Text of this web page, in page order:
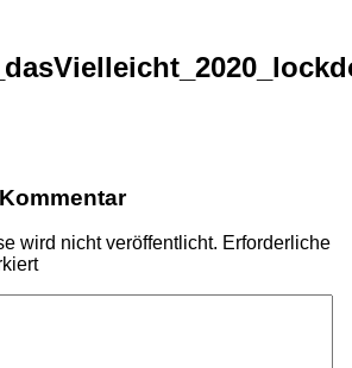
wird nicht veröffentlicht. Erforderliche